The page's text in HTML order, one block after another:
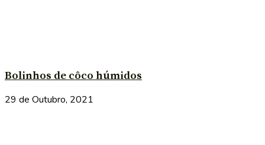
Bolinhos de côco húmidos
29 de Outubro, 2021